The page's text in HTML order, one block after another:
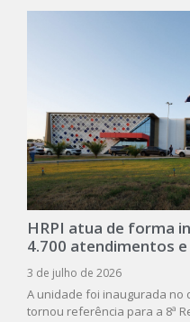
HRPI atua de forma
4.700 atendimentos
3 de julho de 2026
A unidade foi inaugurada no
tornou referência para a 8ª